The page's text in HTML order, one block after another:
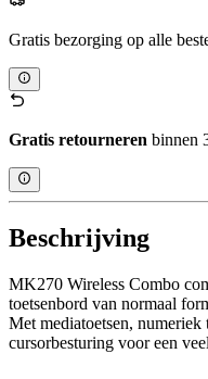
Gratis bezorging op alle
Gratis retourneren binnen
Beschrijving
MK270 Wireless Combo
toetsenbord van normaal
Met mediatoetsen,
cursorbesturing voor een